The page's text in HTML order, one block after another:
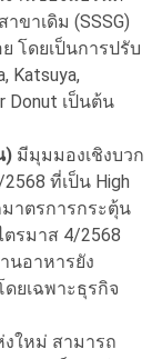
ขาเดิม (SSSG)
โดยเป็นการปรับ
Katsuya,
Donut เป็นต้น
) มีมุมมองเชิงบวก
ที่เป็น High
าตรการกระตุ้น
ตรมาส 4/2568
นอาหารยัง
ยเฉพาะธุรกิจ
ใหม่ สามารถ